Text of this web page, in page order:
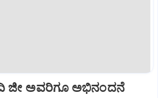
ಜೀ ಅವರಿಗೂ ಅಭಿನಂದನೆ